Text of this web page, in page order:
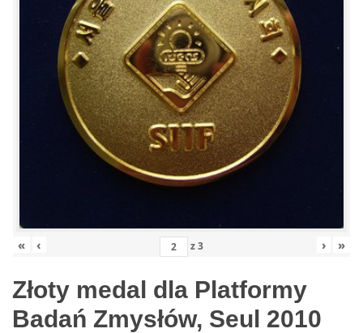
« ‹ z3 › »
Złoty medal dla Platformy
Badań Zmysłów, Seul 2010